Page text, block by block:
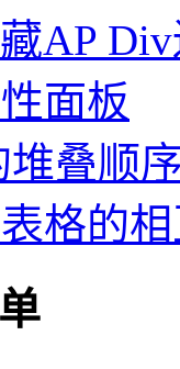
AP
面板
堆叠顺
格的